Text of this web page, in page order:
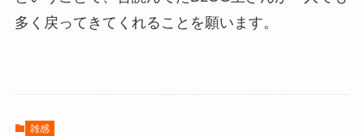
多く戻ってきてくれることを願います。
雑感